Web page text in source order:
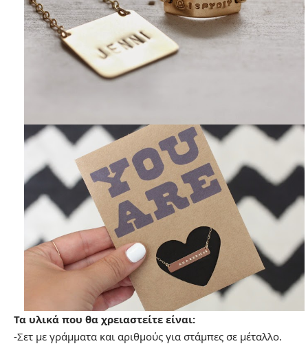
Τα υλικά που θα χρειαστείτε είναι:
-Σετ με γράμματα και αριθμούς για στάμπες σε μέταλλο.